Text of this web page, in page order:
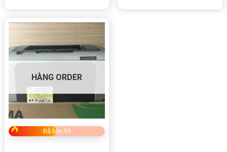
HÀNG ORDER
Đã bán 99